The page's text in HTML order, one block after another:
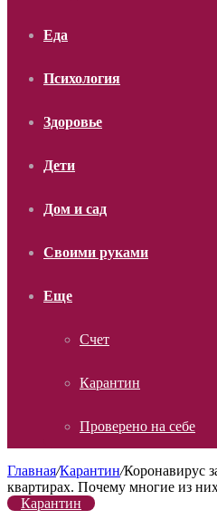
Еда
Психология
Здоровье
Дети
Дом и сад
Своими руками
Еще
Счет
Карантин
Проверено на себе
Главная/Карантин/Коронавирус
квартирах. Почему многие из
Карантин